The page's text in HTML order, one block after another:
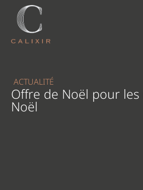
ACTUALITÉ
Offre de Noël pour les
Noël